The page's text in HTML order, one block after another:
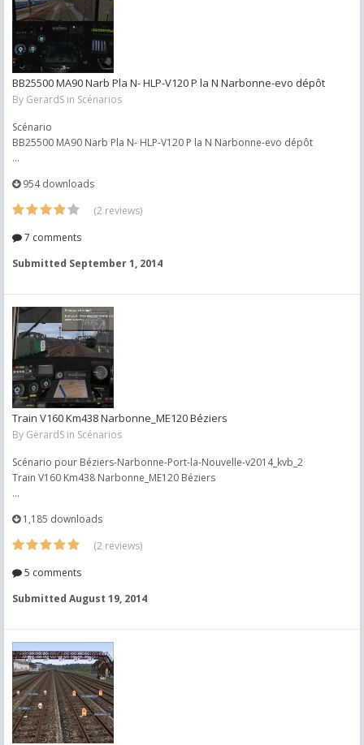
BB25500 MA90 Narb Pla N- HLP-V120 P la N Narbonne-evo dépôt
By GerardS in Scénarios
Scénario
BB25500 MA90 Narb Pla N- HLP-V120 P la N Narbonne-evo dépôt
...
954 downloads
(2 reviews)
7 comments
Submitted September 1, 2014
Train V160 Km438 Narbonne_ME120 Béziers
By GerardS in Scénarios
Scénario pour Béziers-Narbonne-Port-la-Nouvelle-v2014_kvb_2
Train V160 Km438 Narbonne_ME120 Béziers
...
1,185 downloads
(2 reviews)
5 comments
Submitted August 19, 2014